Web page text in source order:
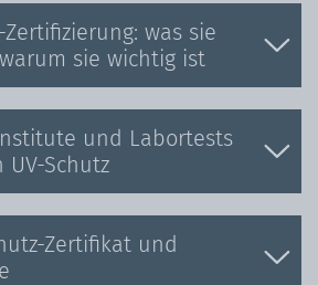
Zertifizierung: was sie
sie wichtig ist
und Labortests
Schutz
Zertifikat und